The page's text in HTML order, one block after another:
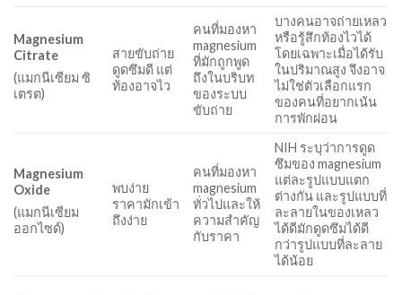
Magnesium
Citrate
(แมกนีเซียม ซิ
เตรต)
สายขับถ่าย
ดูดซึมดี แต่
ท้องอาจไว
คนที่มองหา
magnesium
ที่มักถูกพูด
ถึงในบริบท
ของระบบ
ขับถ่าย
บางคนอาจถ่ายเหลว
หรือรู้สึกท้องไวได้
โดยเฉพาะเมื่อได้รับ
ในปริมาณสูง จึงอาจ
ไม่ใช่ตัวเลือกแรก
ของคนที่อยากเน้น
การพักผ่อน
Magnesium
Oxide
(แมกนีเซียม
ออกไซด์)
พบง่าย
ราคามักเข้า
ถึงง่าย
คนที่มองหา
magnesium
ทั่วไปและให้
ความสำคัญ
กับราคา
NIH ระบุว่าการดูด
ซึมของ magnesium
แต่ละรูปแบบแตก
ต่างกัน และรูปแบบที่
ละลายในของเหลว
ได้ดีมักดูดซึมได้ดี
กว่ารูปแบบที่ละลาย
ได้น้อย